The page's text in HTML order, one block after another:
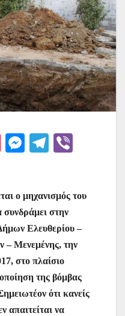
Pi
e
st
M
s
e
n
g
er
T
gr
a
m
ο μηχανισμός του
συνδράμει στην
Ελευθερίου –
– Μενεμένης, την
στο πλαίσιο
της βόμβας
ότι κανείς
απαιτείται να